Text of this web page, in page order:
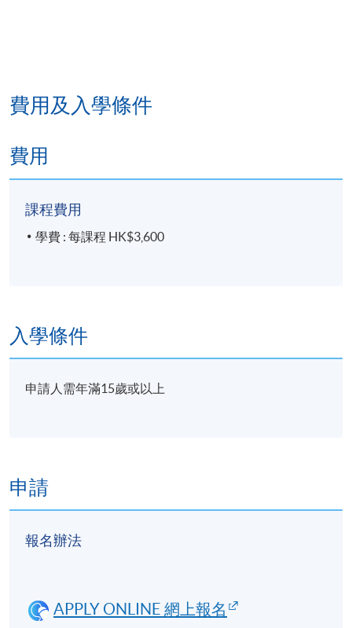
費用及入學條件
費用
課程費用
學費 : 每課程 HK$3,600
入學條件
申請人需年滿15歲或以上
申請
報名辦法
APPLY ONLINE 網上報名